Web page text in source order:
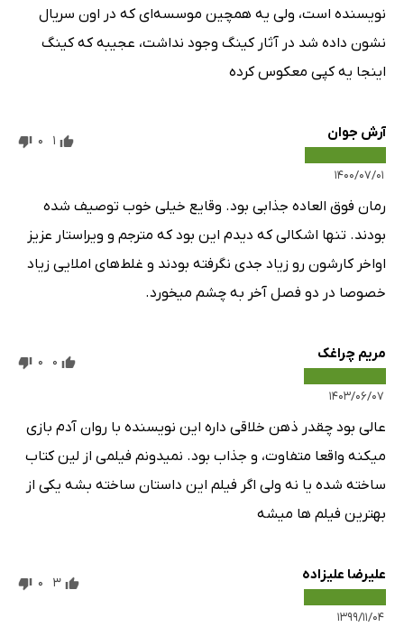
نویسنده است، ولی یه همچین موسسه‌ای که در اون سریال
نشون داده شد در آثار کینگ وجود نداشت، عجیبه که کینگ
اینجا یه کپی معکوس کرده
آرش جوان
۱۴۰۰/۰۷/۰۱
1
0
رمان فوق العاده جذابی بود. وقایع خیلی خوب توصیف شده
بودند. تنها اشکالی که دیدم این بود که مترجم و ویراستار عزیز
اواخر کارشون رو زیاد جدی نگرفته بودند و غلط‌های املایی زیاد
خصوصا در دو فصل آخر به چشم میخورد.
مریم چراغک
۱۴۰۳/۰۶/۰۷
0
0
عالی بود چقدر ذهن خلاقی داره این نویسنده با روان آدم بازی
میکنه واقعا متفاوت، و جذاب بود. نمیدونم فیلمی از لین کتاب
ساخته شده یا نه ولی اگر فیلم این داستان ساخته بشه یکی از
بهترین فیلم ها میشه
علیرضا علیزاده
۱۳۹۹/۱۱/۰۴
3
0